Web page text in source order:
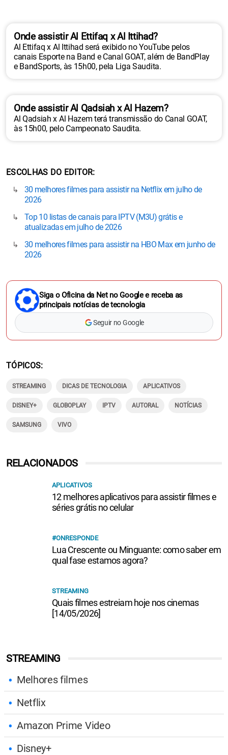
Onde assistir Al Ettifaq x Al Ittihad?
Al Ettifaq x Al Ittihad será exibido no YouTube pelos
canais Esporte na Band e Canal GOAT, além de BandPlay
e BandSports, às 15h00, pela Liga Saudita.
Onde assistir Al Qadsiah x Al Hazem?
Al Qadsiah x Al Hazem terá transmissão do Canal GOAT,
às 15h00, pelo Campeonato Saudita.
ESCOLHAS DO EDITOR
30 melhores filmes para assistir na Netflix em julho de
2026
Top 10 listas de canais para IPTV (M3U) grátis e
atualizadas em julho de 2026
30 melhores filmes para assistir na HBO Max em junho de
2026
Siga o Oficina da Net no Google e receba as
principais notícias de tecnologia
Seguir no Google
TÓPICOS
STREAMING DICAS DE TECNOLOGIA APLICATIVOS
DISNEY+ GLOBOPLAY IPTV AUTORAL NOTÍCIAS
SAMSUNG VIVO
STREAMING
Melhores filmes
Netflix
Amazon Prime Video
Disney+
RELACIONADOS
APLICATIVOS
12 melhores aplicativos para assistir filmes e
séries grátis no celular
#ONRESPONDE
Lua Crescente ou Minguante: como saber em
qual fase estamos agora?
STREAMING
Quais filmes estreiam hoje nos cinemas
[14/05/2026]